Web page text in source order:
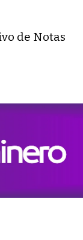
de Notas